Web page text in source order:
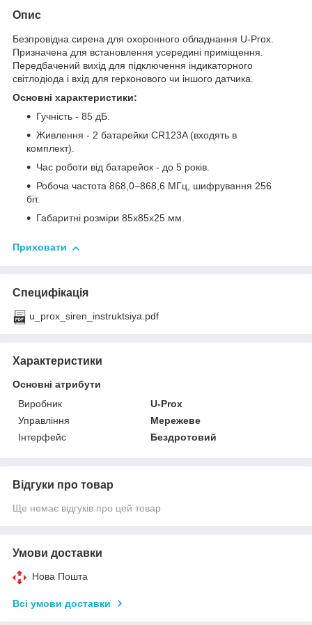
Опис
Безпровідна сирена для охоронного обладнання U-Prox.
Призначена для встановлення усередині приміщення.
Передбачений вихід для підключення індикаторного
світлодіода і вхід для герконового чи іншого датчика.
Основні характеристики:
Гучність - 85 дБ.
Живлення - 2 батарейки СR123A (входять в
комплект).
Час роботи від батарейок - до 5 років.
Робоча частота 868,0−868,6 МГц, шифрування 256
біт.
Габаритні розміри 85х85х25 мм.
Приховати
Специфікація
u_prox_siren_instruktsiya.pdf
Характеристики
Основні атрибути
Виробник
U-Prox
Управління
Мережеве
Інтерфейс
Бездротовий
Відгуки про товар
Ще немає відгуків про цей товар
Умови доставки
Нова Пошта
Всі умови доставки